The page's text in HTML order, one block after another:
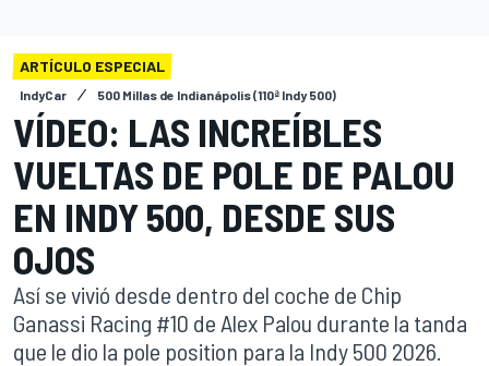
ARTÍCULO ESPECIAL
IndyCar 500 Millas de Indianápolis (110ª Indy 500)
VÍDEO: LAS INCREÍBLES
VUELTAS DE POLE DE PALOU
EN INDY 500, DESDE SUS
OJOS
Así se vivió desde dentro del coche de Chip
Ganassi Racing #10 de Alex Palou durante la tanda
que le dio la pole position para la Indy 500 2026.